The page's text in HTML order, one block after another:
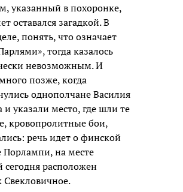
указанный в похоронке,
оставался загадкой. В
понять, что означает
тогда казалось
невозможным. И
позже, когда
однополчане Василия
и указали место, где шли те
кровопролитные бои,
речь идет о финской
Порлампи, на месте
сегодня расположен
Свекловичное.